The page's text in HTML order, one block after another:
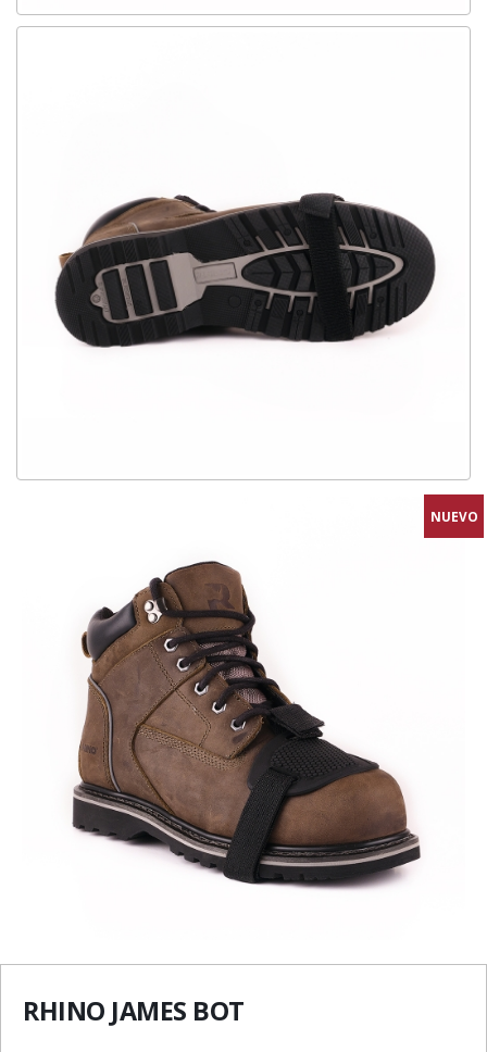
NUEVO
RHINO JAMES BOT